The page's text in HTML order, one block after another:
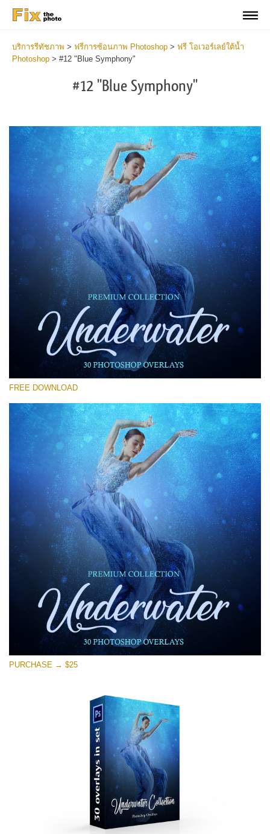
บริการรีทัชภาพ > ฟรีการซ้อนภาพ Photoshop > ฟรี โอเวอร์เลย์ใต้น้ำ
Photoshop > #12 "Blue Symphony"
#12 "Blue Symphony"
โปรดเลือก
Free Photoshop Overlay #12
Small 800*533px
Underwater Overlays
(30 Overlays)
4 Seasons (411 Overlays)
Large 6000*4000px
Entire Collection
(1783 Overlays)
Large 6000*4000px
ดาวน์โหลดฟรี
FREE DOWNLOAD
PURCHASE → $25